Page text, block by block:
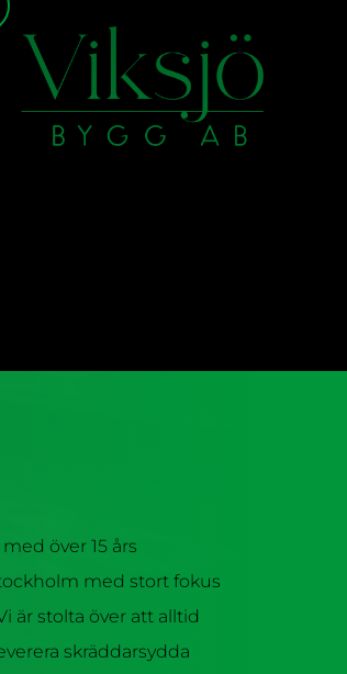
över 15 års
med stort fokus
är stolta över att alltid
skräddarsydda